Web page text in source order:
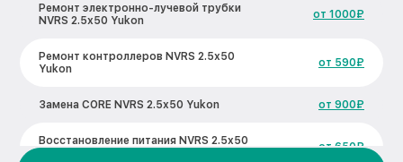
Ремонт электронно-лучевой трубки
NVRS 2.5x50 Yukon
от 1000₽
Ремонт контроллеров NVRS 2.5x50
Yukon
от 590₽
Замена CORE NVRS 2.5x50 Yukon от 900₽
Восстановление питания NVRS 2.5x50
от 650₽